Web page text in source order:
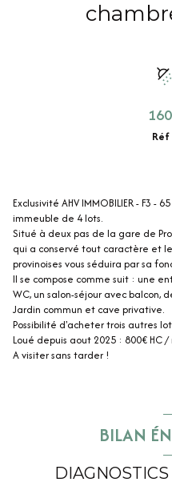
Réf
Exclusivité AHV IMMOBILIER - F3
immeuble de 4 lots.
Situé à deux pas de la gare de
qui a conservé tout caractère et
provinoises vous séduira par sa
Il se compose comme suit : une
WC, un salon-séjour avec balcon,
Jardin commun et cave privative.
Possibilité d'acheter trois autres
Loué depuis aout 2025 : 800€ HC /
A visiter sans tarder !
BILAN